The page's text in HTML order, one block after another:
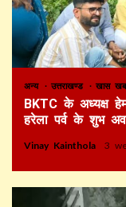
अन्य उत्तराखण्ड खास
BKTC के अध्यक्ष
हरेला पर्व के शुभ
Vinay Kainthola 3